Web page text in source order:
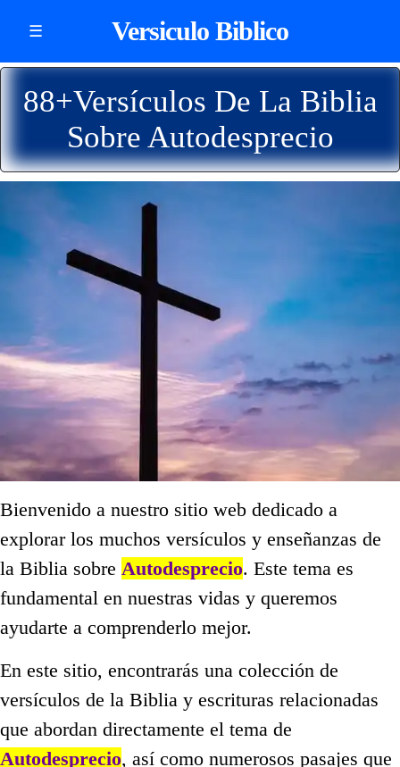
☰ Versiculo Biblico
88+Versículos De La Biblia
Sobre Autodesprecio
Bienvenido a nuestro sitio web dedicado a
explorar los muchos versículos y enseñanzas de
la Biblia sobre Autodesprecio. Este tema es
fundamental en nuestras vidas y queremos
ayudarte a comprenderlo mejor.
En este sitio, encontrarás una colección de
versículos de la Biblia y escrituras relacionadas
que abordan directamente el tema de
Autodesprecio, así como numerosos pasajes que